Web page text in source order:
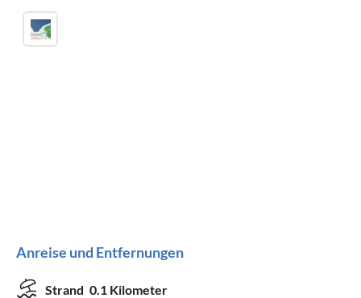
Anreise und Entfernungen
Strand 0.1 Kilometer